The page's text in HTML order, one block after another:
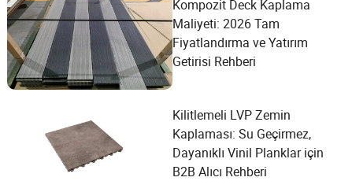
Kompozit Deck Kaplama
Maliyeti: 2026 Tam
Fiyatlandırma ve Yatırım
Getirisi Rehberi
Kilitlemeli LVP Zemin
Kaplaması: Su Geçirmez,
Dayanıklı Vinil Planklar için
B2B Alıcı Rehberi